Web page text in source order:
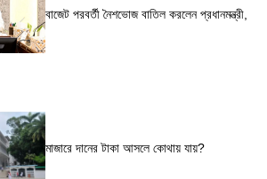
বাজেট পরবর্তী নৈশভোজ বাতিল করলেন প্রধানমন্ত্রী,
মাজারে দানের টাকা আসলে কোথায় যায়?